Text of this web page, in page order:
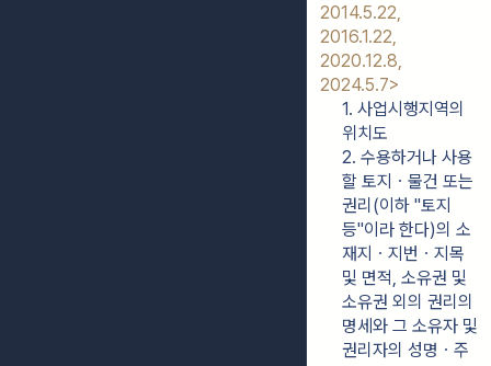
2014.5.22,
2016.1.22,
2020.12.8,
2024.5.7>
1. 사업시행지역의
위치도
2. 수용하거나 사용
할 토지ㆍ물건 또는
권리(이하 "토지
등"이라 한다)의 소
재지ㆍ지번ㆍ지목
및 면적, 소유권 및
소유권 외의 권리의
명세와 그 소유자 및
권리자의 성명ㆍ주